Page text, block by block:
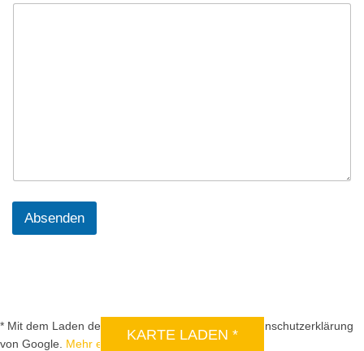
Absenden
KARTE LADEN *
* Mit dem Laden der Karte akzeptieren Sie die Datenschutzerklärung
von Google. Mehr erfahren